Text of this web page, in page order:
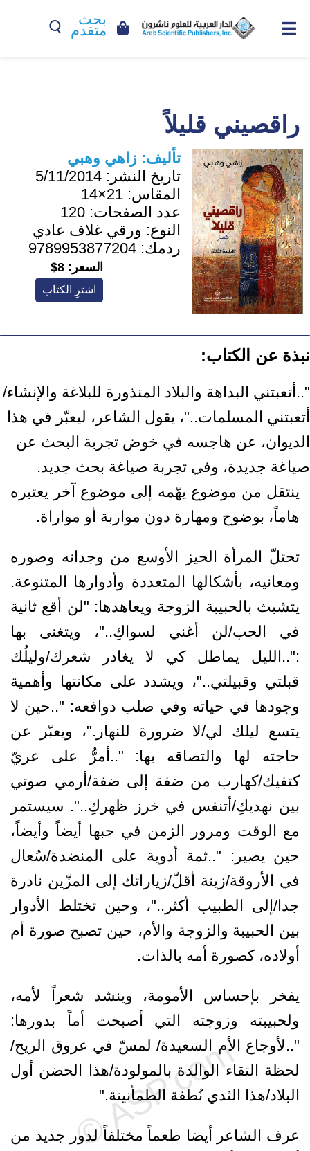
بحث
متقدم
راقصيني قليلاً
تأليف: زاهي وهبي
تاريخ النشر: 5/11/2014
المقاس: 21×14
عدد الصفحات: 120
النوع: ورقي غلاف عادي
ردمك: 9789953877204
السعر: 8$
اشترِ الكتاب
نبذة عن الكتاب:
"..أتعبتني البداهة والبلاد المنذورة للبلاغة والإنشاء/
أتعبتني المسلمات.."، يقول الشاعر، ليعبّر في هذا
الديوان، عن هاجسه في خوض تجربة البحث عن
صياغة جديدة، وفي تجربة صياغة بحث جديد.
ينتقل من موضوع يهّمه إلى موضوع آخر يعتبره
هاماً، بوضوح ومهارة دون مواربة أو مواراة.
تحتلّ المرأة الحيز الأوسع من وجدانه وصوره
ومعانيه، بأشكالها المتعددة وأدوارها المتنوعة.
يتشبث بالحبيبة الزوجة ويعاهدها: "لن أقع ثانية
في الحب/لن أغني لسواكِ.."، ويتغنى بها
:"..الليل يماطل كي لا يغادر شعرك/وليلُك
قبلتي وقبيلتي.."، ويشدد على مكانتها وأهمية
وجودها في حياته وفي صلب دوافعه: "..حين لا
يتسع ليلك لي/لا ضرورة للنهار."، ويعبّر عن
حاجته لها والتصاقه بها: "..أمرُّ على عريّ
كتفيك/كهارب من ضفة إلى ضفة/أرمي صوتي
بين نهديكِ/أتنفس في خرز ظهركِ..". سيستمر
مع الوقت ومرور الزمن في حبها أيضاً وأيضاً،
حين يصير: "..ثمة أدوية على المنضدة/سُعال
في الأروقة/زينة أقلّ/زياراتك إلى المزّين نادرة
جدا/إلى الطبيب أكثر.."، وحين تختلط الأدوار
بين الحبيبة والزوجة والأم، حين تصبح صورة أم
أولاده، كصورة أمه بالذات.
يفخر بإحساس الأمومة، وينشد شعراً لأمه،
ولحبيبته وزوجته التي أصبحت أماً بدورها:
"..لأوجاع الأم السعيدة/ لمسّ في عروق الريح/
لحظة التقاء الوالدة بالمولودة/هذا الحضن أول
البلاد/هذا الثدي نُطفة الطمأنينة."
عرف الشاعر أيضا طعماً مختلفاً لدور جديد من